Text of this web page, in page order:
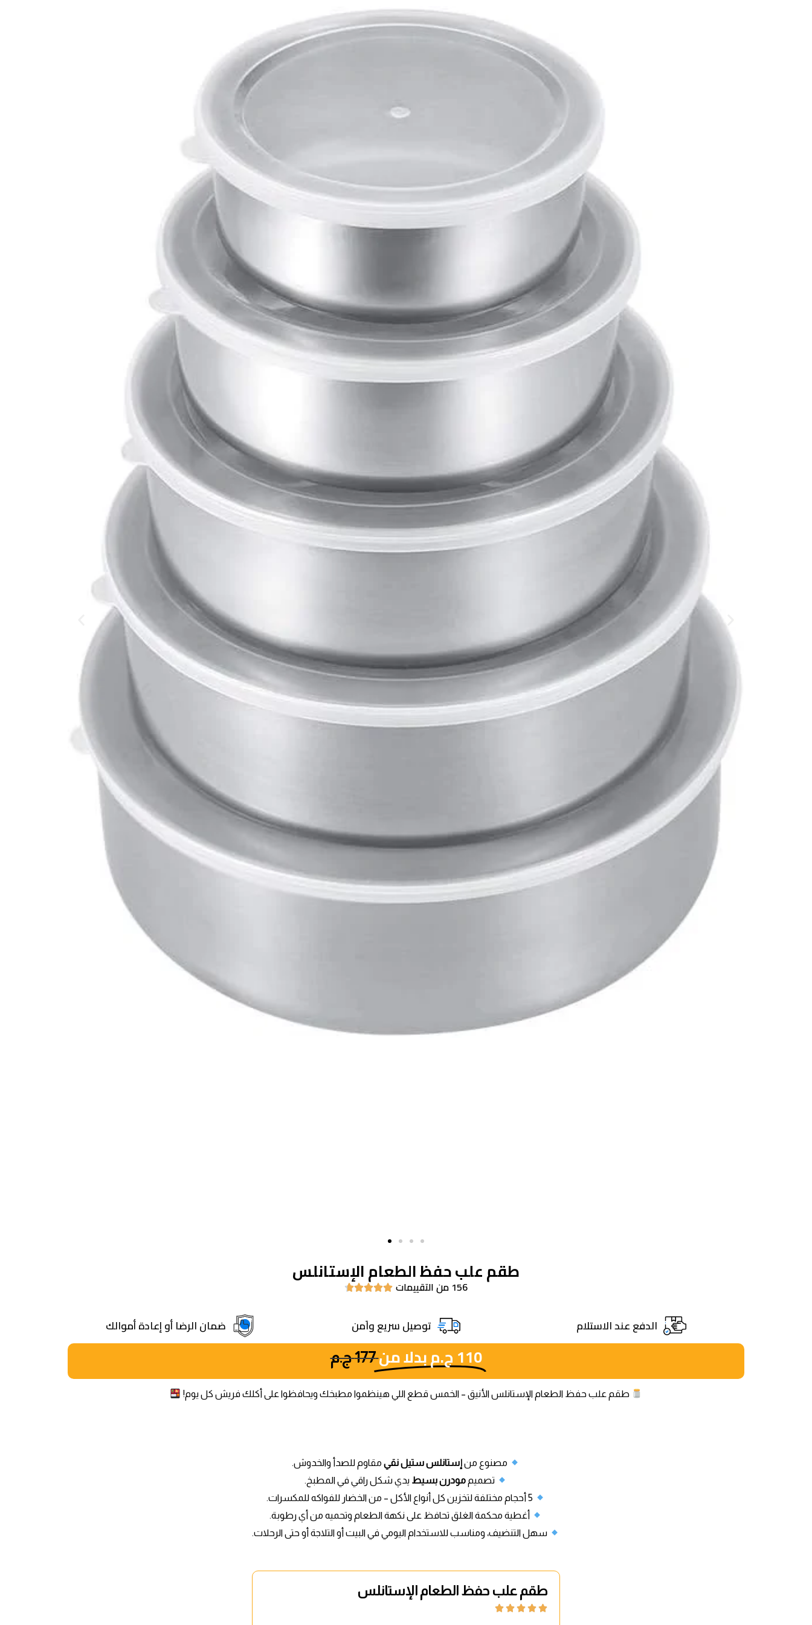
طقم علب حفظ الطعام الإستانلس
156 من التقييمات 




الدفع عند الاستلام توصيل سريع واَمن ضمان الرضا أو إعادة أموالك
110ج.مبدلا من177ج.م
طقم علب حفظ الطعام الإستانلس الأنيق – الخمس قطع اللي هينظموا مطبخك ويحافظوا على أكلك فريش كل يوم!
مصنوع منإستانلس ستيل نقي مقاوم للصدأ والخدوش.
تصميممودرن بسيط يدي شكل راقي في المطبخ.
أغطية محكمة الغلق تحافظ على نكهة الطعام وتحميه من أي رطوبة.
سهل التنضيف، ومناسب للاستخدام اليومي في البيت أو التلاجة أو حتى الرحلات.
طقم علب حفظ الطعام الإستانلس




